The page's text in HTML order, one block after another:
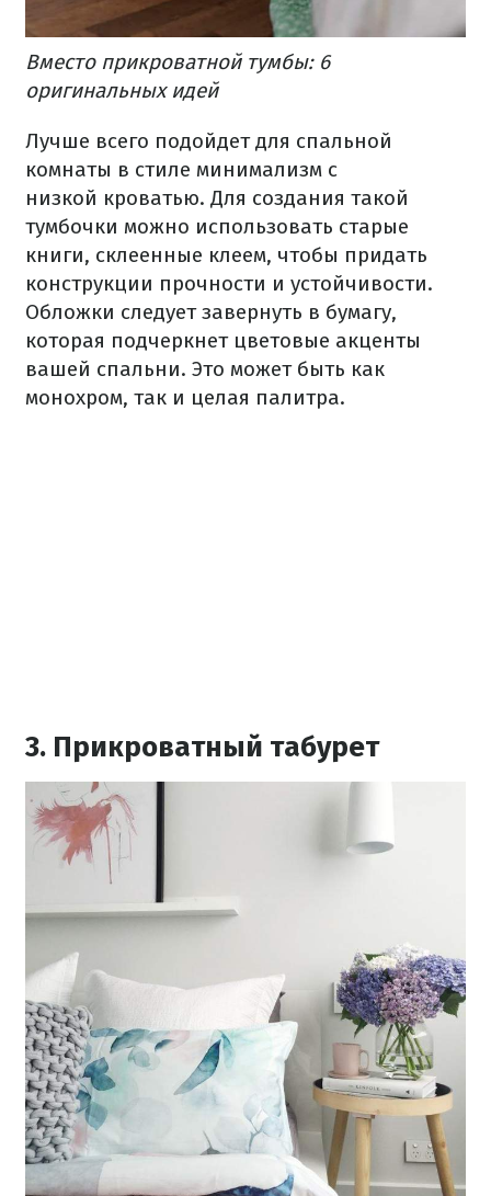
Вместо прикроватной тумбы: 6
оригинальных идей
Лучше всего подойдет для спальной
комнаты в стиле минимализм с
низкой кроватью. Для создания такой
тумбочки можно использовать старые
книги, склеенные клеем, чтобы придать
конструкции прочности и устойчивости.
Обложки следует завернуть в бумагу,
которая подчеркнет цветовые акценты
вашей спальни. Это может быть как
монохром, так и целая палитра.
3. Прикроватный табурет